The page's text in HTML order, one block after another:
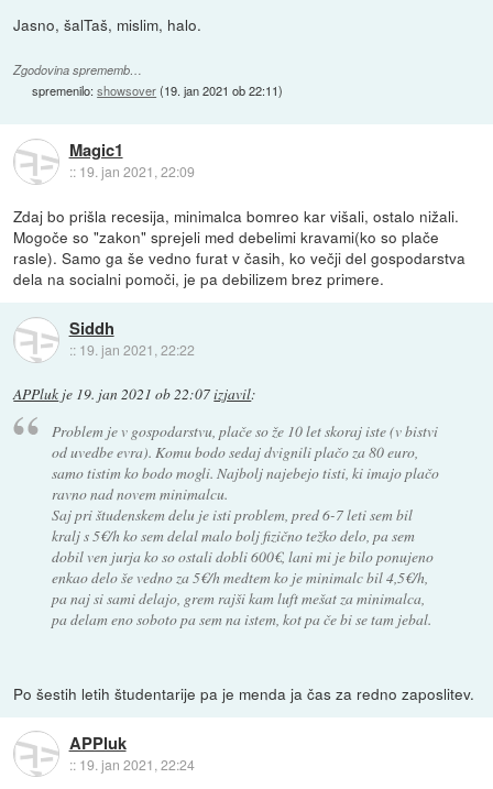
Jasno, šalTaš, mislim, halo.
Zgodovina sprememb…
spremenilo:showsover(19. jan 2021 ob 22:11)
Magic1
:: 19. jan 2021, 22:09
Zdaj bo prišla recesija, minimalca bomreo kar višali, ostalo nižali.
Mogoče so "zakon" sprejeli med debelimi kravami(ko so plače
rasle). Samo ga še vedno furat v časih, ko večji del gospodarstva
dela na socialni pomoči, je pa debilizem brez primere.
Siddh
:: 19. jan 2021, 22:22
APPluk je 19. jan 2021 ob 22:07izjavil:
Problem je v gospodarstvu, plače so že 10 let skoraj iste (v bistvi
od uvedbe evra). Komu bodo sedaj dvignili plačo za 80 euro,
samo tistim ko bodo mogli. Najbolj najebejo tisti, ki imajo plačo
ravno nad novem minimalcu.
Saj pri študenskem delu je isti problem, pred 6-7 leti sem bil
kralj s 5€/h ko sem delal malo bolj fizično težko delo, pa sem
dobil ven jurja ko so ostali dobli 600€, lani mi je bilo ponujeno
enkao delo še vedno za 5€/h medtem ko je minimalc bil 4,5€/h,
pa naj si sami delajo, grem rajši kam luft mešat za minimalca,
pa delam eno soboto pa sem na istem, kot pa če bi se tam jebal.
Po šestih letih študentarije pa je menda ja čas za redno zaposlitev.
APPluk
:: 19. jan 2021, 22:24